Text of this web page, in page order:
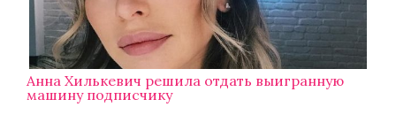
Анна Хилькевич решила отдать выигранную
машину подписчику